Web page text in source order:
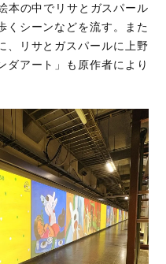
本の中でリサとガスパール
くシーンなどを流す。また
、リサとガスパールに上野
ダアート」も原作者により